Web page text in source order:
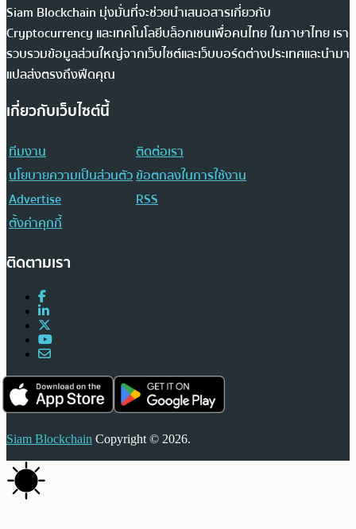
Siam Blockchain มุ่งมั่นที่จะช่วยนำเสนอสารเกี่ยวกับ
Cryptocurrency และเทคโนโลยีบล็อกเชนเพื่อคนไทย ในภาษาไทย เรา
รวบรวมข้อมูลส่วนใหญ่จากเว็บไซต์และเว็บบอร์ดต่างประเทศและนำมา
แปลส่งตรงถึงฟีดคุณ
เกี่ยวกับเว็บไซต์นี้
ทีมงาน
ติดต่อเรา
นโยบายความเป็นส่วนตัวข้อตกลงในการใช้งาน
Advertise
RSS
ตั้งค่าคุกกี้
ติดตามเรา
Siam Blockchain Copyright © 2026.